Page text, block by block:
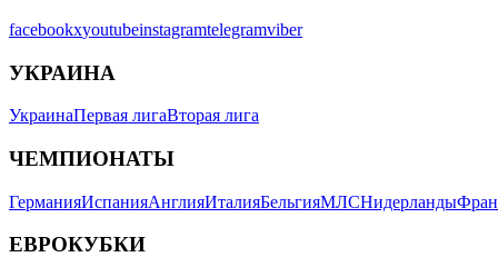
facebookxyoutubeinstagramtelegramviber
УКРАИНА
УкраинаПервая лигаВторая лига
ЧЕМПИОНАТЫ
ГерманияИспанияАнглияИталияБельгияМЛСНидерланды
ЕВРОКУБКИ